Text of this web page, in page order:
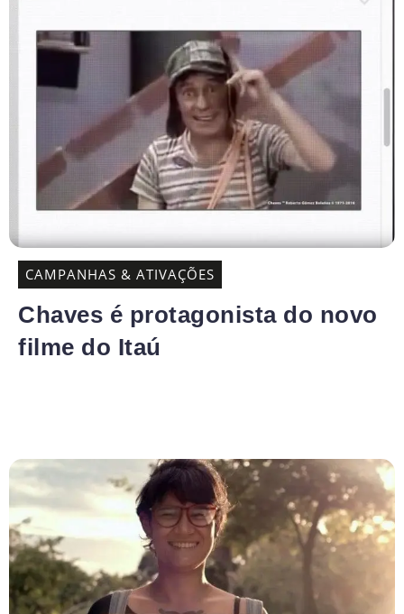
CAMPANHAS & ATIVAÇÕES
Chaves é protagonista do novo
filme do Itaú